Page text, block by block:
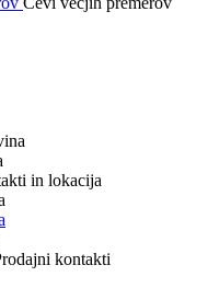
in lokacija
kontakti